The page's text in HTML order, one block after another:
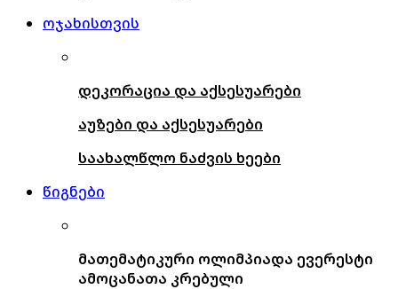
ოჯახისთვის
დეკორაცია და აქსესუარები
აუზები და აქსესუარები
საახალწლო ნაძვის ხეები
წიგნები
მათემატიკური ოლიმპიადა ევერესტი
ამოცანათა კრებული